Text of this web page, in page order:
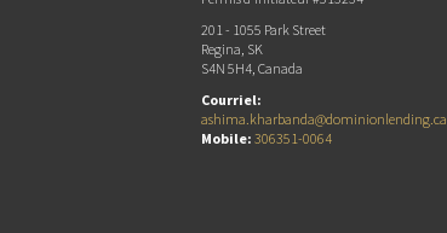
201 - 1055 Park Street
Regina, SK
S4N 5H4, Canada
Courriel:
ashima.kharbanda@dominionlending.ca
Mobile: 306351-0064